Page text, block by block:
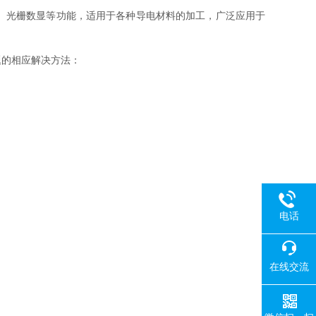
栅数显等功能，适用于各种导电材料的加工，广泛应用于
相应解决方法：
电话
在线交流